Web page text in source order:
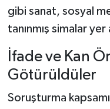
gibi sanat, sosyal
tanınmış simalar yer
İfade ve Kan
Götürüldüler
Soruşturma